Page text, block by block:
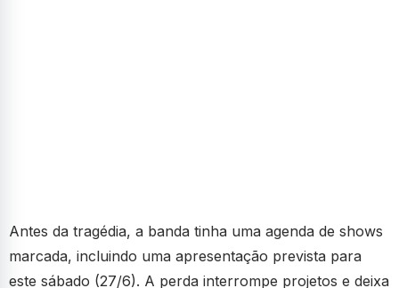
Antes da tragédia, a banda tinha uma agenda de shows
marcada, incluindo uma apresentação prevista para
este sábado (27/6). A perda interrompe projetos e deixa